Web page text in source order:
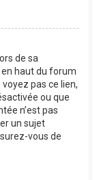
de sa
haut du forum
pas ce lien,
ou que
n’est pas
un sujet
vous de